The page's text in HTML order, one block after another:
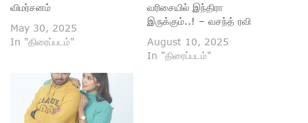
விமர்சனம்
May 30, 2025
In "திரைப்படம்"
வரிசையில் இந்திரா
இருக்கும்..! – வசந்த் ரவி
August 10, 2025
In "திரைப்படம்"